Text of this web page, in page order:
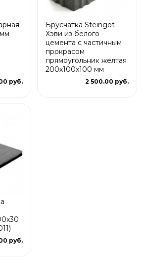
руб.
Брусчатка Steingot
Хэви из белого
цемента с частичным
прокрасом
прямоугольник желтая
200х100х100 мм
2 500.00 руб.
руб.